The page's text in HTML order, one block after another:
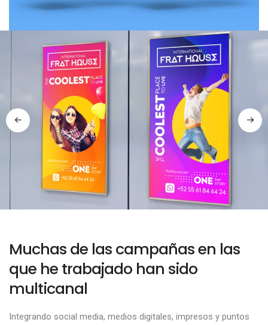
Muchas de las campañas en las
que he trabajado han sido
multicanal
Integrando social media, medios digitales, impresos y puntos